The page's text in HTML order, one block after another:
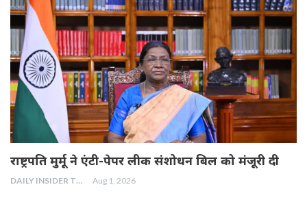
राष्ट्रपति मुर्मू ने एंटी-पेपर लीक संशोधन बिल को मंजूरी दी
DAILY INSIDER TEAM Aug 1, 2026